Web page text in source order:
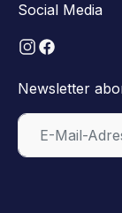
Social Media
Newsletter